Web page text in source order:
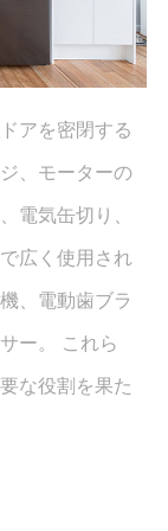
ドアを密閉する
、モーターの
電気缶切り、
広く使用され
、電動歯ブラ
ー。 これら
な役割を果た